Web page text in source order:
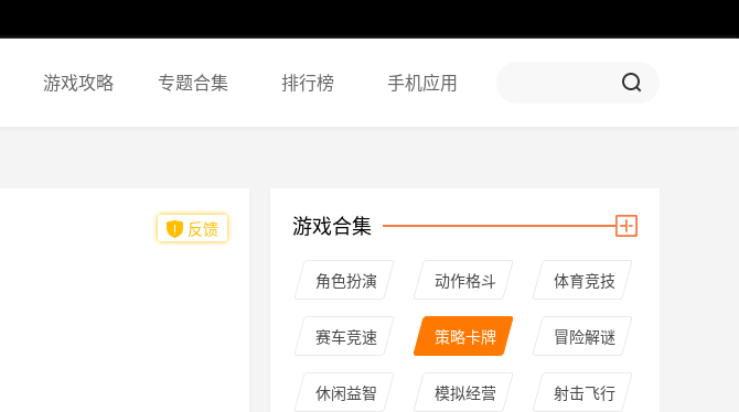
游戏攻略 专题合集 排行榜 手机应用
反馈 游戏合集
角色扮演 动作格斗 体育竞技
赛车竞速 策略卡牌 冒险解谜
休闲益智 模拟经营 射击飞行